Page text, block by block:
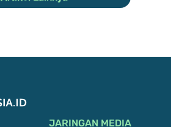
JARINGAN MEDIA